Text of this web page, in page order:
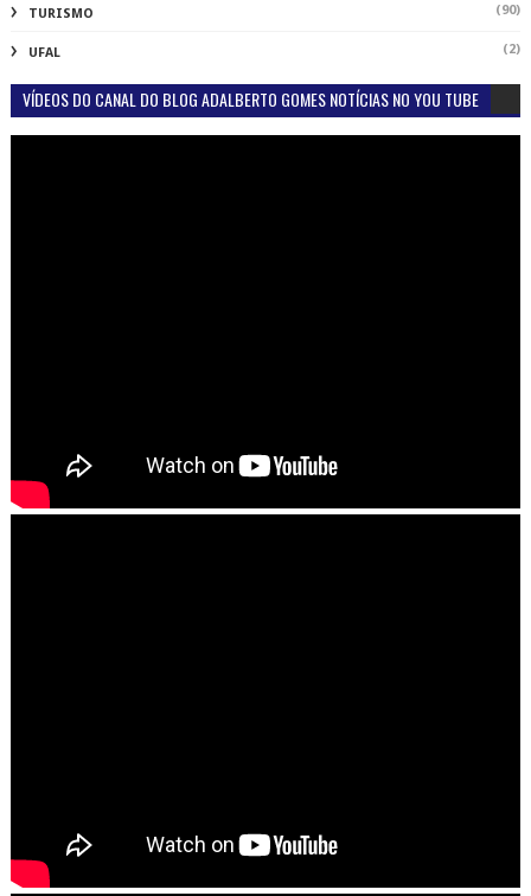
TURISMO (90)
UFAL (2)
VÍDEOS DO CANAL DO BLOG ADALBERTO GOMES NOTÍCIAS NO YOU TUBE